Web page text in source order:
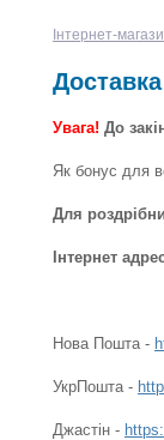
Інтернет-
Доставка
Увага! До
Як бонус для
Для
Інтернет
Нова Пошта -
УкрПошта -
Джастін -